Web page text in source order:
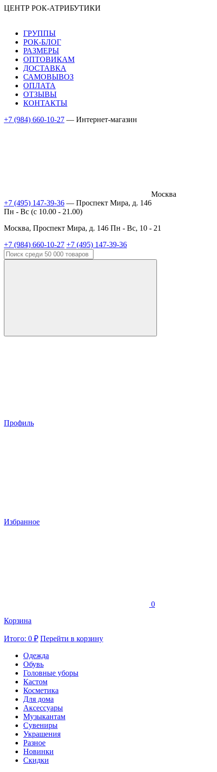
ЦЕНТР РОК-АТРИБУТИКИ
ГРУППЫ
РОК-БЛОГ
РАЗМЕРЫ
ОПТОВИКАМ
ДОСТАВКА
САМОВЫВОЗ
ОПЛАТА
ОТЗЫВЫ
КОНТАКТЫ
+7 (984) 660-10-27 — Интернет-магазин
Москва
+7 (495) 147-39-36 — Проспект Мира, д. 146
Пн - Вс (c 10.00 - 21.00)
Москва, Проспект Мира, д. 146 Пн - Вс, 10 - 21
+7 (984) 660-10-27 +7 (495) 147-39-36
Профиль
Избранное
0
Корзина
Итого: 0 ₽ Перейти в корзину
Одежда
Обувь
Головные уборы
Кастом
Косметика
Для дома
Аксессуары
Музыкантам
Сувениры
Украшения
Разное
Новинки
Скидки